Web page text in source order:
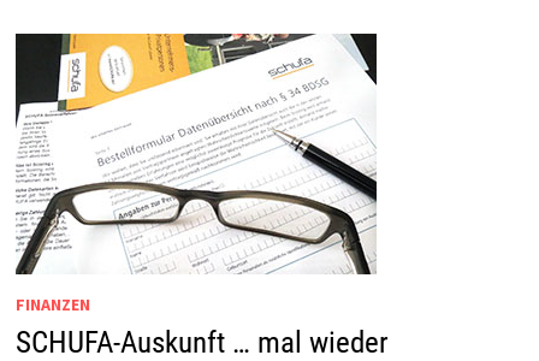
MELDE
ICH
MICH
DORT
AN?
FINANZEN
SCHUFA-Auskunft … mal wieder